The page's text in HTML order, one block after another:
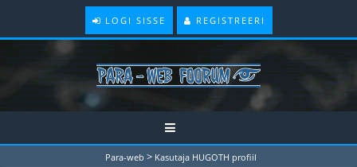
LOGI SISSE REGISTREERI
Para-web > Kasutaja HUGOTH profiil